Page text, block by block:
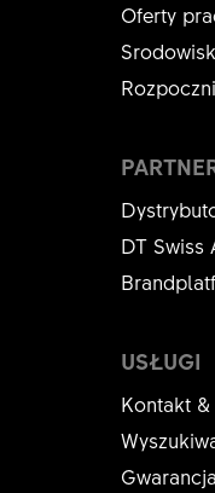
Oferty
USŁUGI
Kontakt
DT Swiss